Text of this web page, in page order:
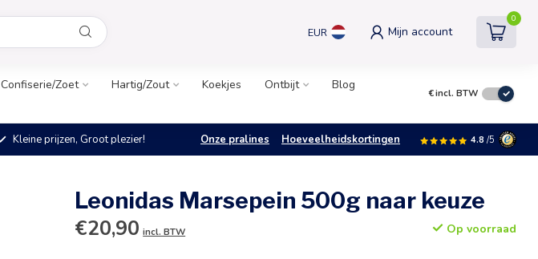
EUR Mijn account
0
Confiserie/Zoet Hartig/Zout Koekjes Ontbijt
Blog
€incl. BTW
Kleine prijzen, Groot plezier! Onze pralines Hoeveelheidskortingen 4.8 /5
Leonidas Marsepein 500g naar keuze
€20,90 incl. BTW Op voorraad